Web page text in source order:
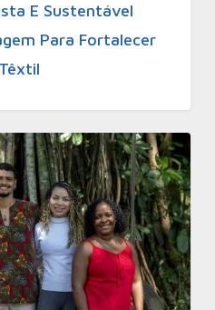
E Sustentável
Para Fortalecer